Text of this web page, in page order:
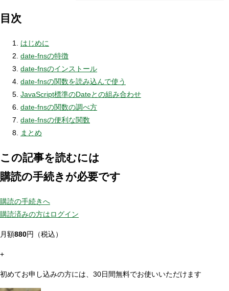
目次
はじめに
date-fnsの特徴
date-fnsのインストール
date-fnsの関数を読み込んで使う
JavaScript標準のDateとの組み合わせ
date-fnsの関数の調べ方
date-fnsの便利な関数
まとめ
この記事を読むには
購読の手続きが必要です
購読の手続きへ
購読済みの方はログイン
月額880円（税込）
+
初めてお申し込みの方には、30日間無料でお使いいただけます